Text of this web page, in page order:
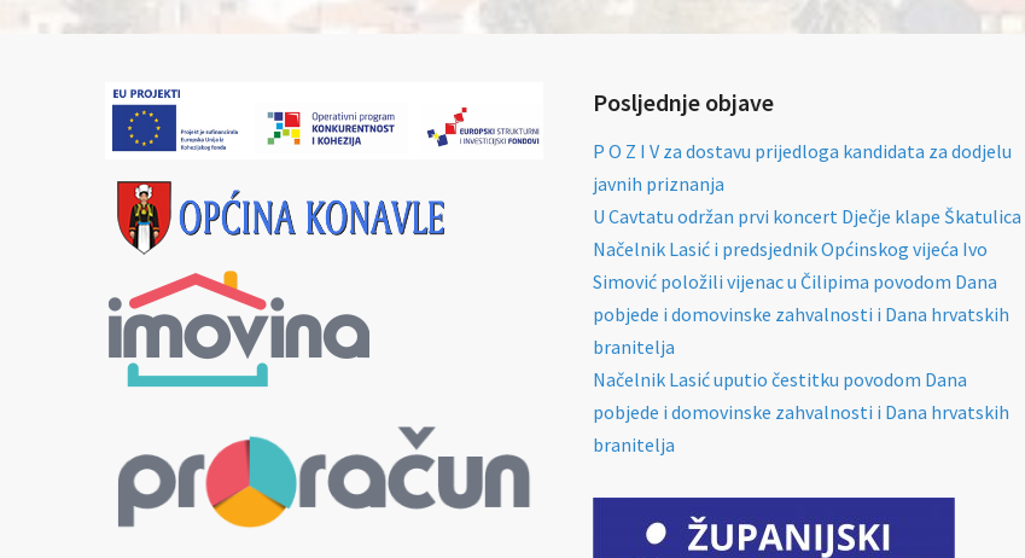
Posljednje objave
P O Z I V za dostavu prijedloga kandidata za dodjelu
javnih priznanja
U Cavtatu održan prvi koncert Dječje klape Škatulica
Načelnik Lasić i predsjednik Općinskog vijeća Ivo
Simović položili vijenac u Čilipima povodom Dana
pobjede i domovinske zahvalnosti i Dana hrvatskih
branitelja
Načelnik Lasić uputio čestitku povodom Dana
pobjede i domovinske zahvalnosti i Dana hrvatskih
branitelja